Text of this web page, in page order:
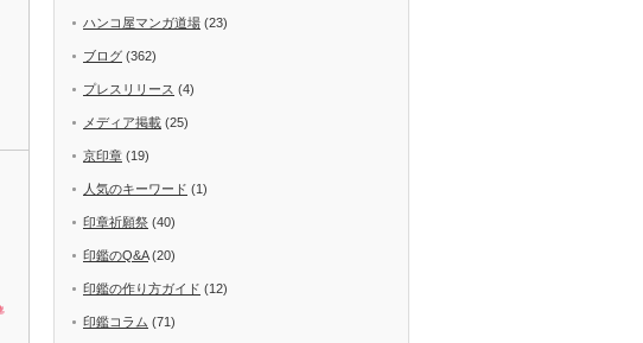
ハンコ屋マンガ道場 (23)
ブログ (362)
プレスリリース (4)
メディア掲載 (25)
京印章 (19)
人気のキーワード (1)
印章祈願祭 (40)
印鑑のQ&A(20)
印鑑の作り方ガイド (12)
印鑑コラム (71)